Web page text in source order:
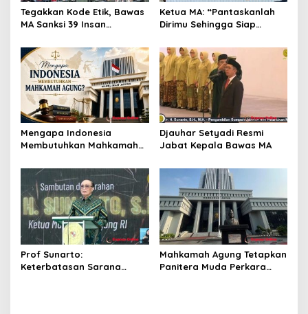
Tegakkan Kode Etik, Bawas
MA Sanksi 39 Insan
Ketua MA: “Pantaskanlah
Dirimu Sehingga Siap
Profesional”
Mengapa Indonesia
Membutuhkan Mahkamah
Djauhar Setyadi Resmi
Jabat Kepala Bawas MA
Prof Sunarto:
Keterbatasan Sarana
Mahkamah Agung Tetapkan
Panitera Muda Perkara